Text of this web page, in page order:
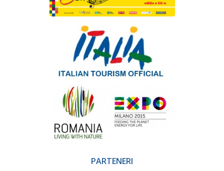
PARTENERI